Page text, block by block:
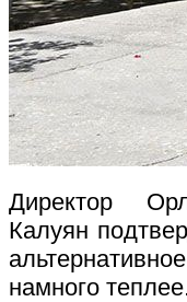
Директор
Калуян
намного